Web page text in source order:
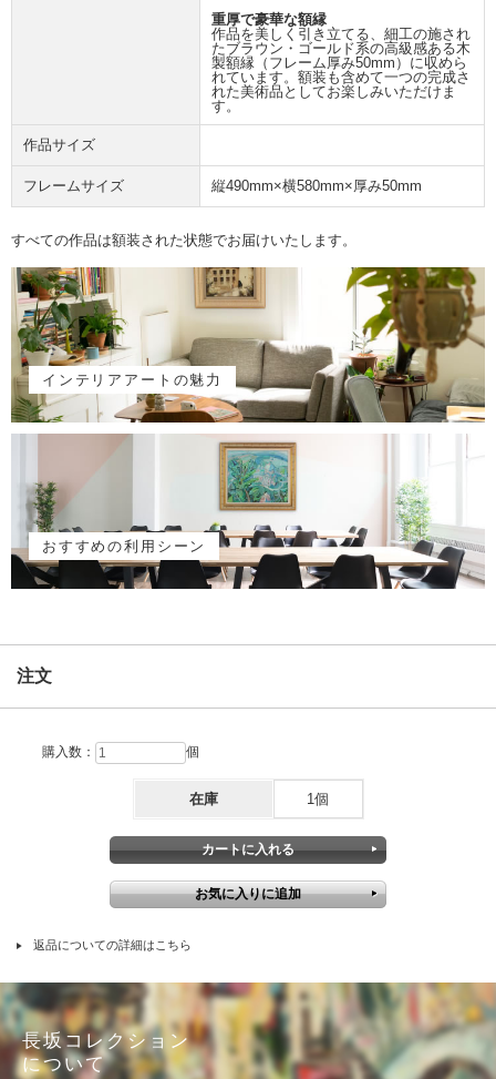
重厚で豪華な額縁
作品を美しく引き立てる、細工の施され
たブラウン・ゴールド系の高級感ある木
製額縁（フレーム厚み50mm）に収めら
れています。額装も含めて一つの完成さ
れた美術品としてお楽しみいただけま
す。
作品サイズ
フレームサイズ 縦490mm×横580mm×厚み50mm
すべての作品は額装された状態でお届けいたします。
インテリアアートの魅力
おすすめの利用シーン
注文
購入数： 個
在庫 1個
返品についての詳細はこちら
長坂コレクション
について